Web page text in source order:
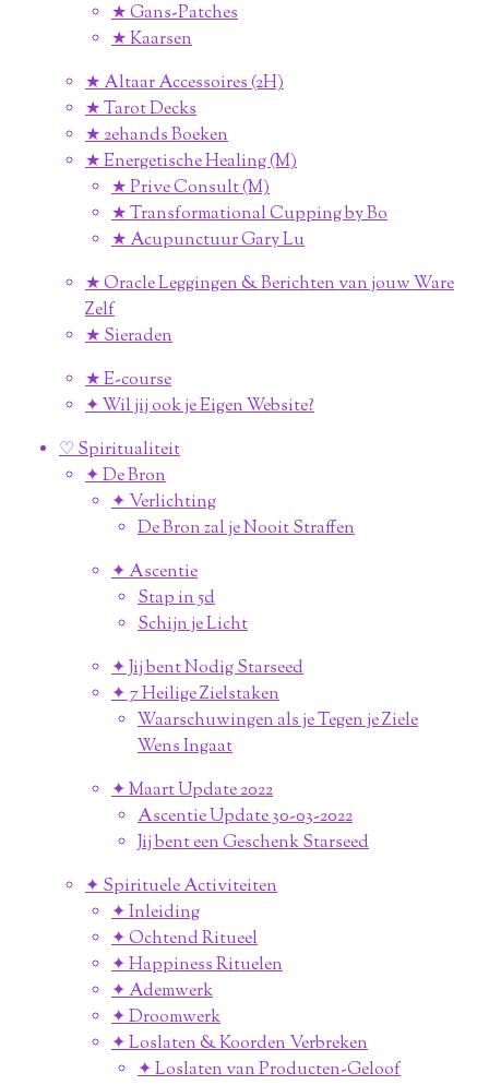
★ Gans-Patches
★ Kaarsen
★ Altaar Accessoires (2H)
★ Tarot Decks
★ 2ehands Boeken
★ Energetische Healing (M)
★ Prive Consult (M)
★ Transformational Cupping by Bo
★ Acupunctuur Gary Lu
★ Oracle Leggingen & Berichten van jouw Ware
Zelf
★ Sieraden
★ E-course
✦ Wil jij ook je Eigen Website?
♡ Spiritualiteit
✦ De Bron
✦ Verlichting
De Bron zal je Nooit Straffen
✦ Ascentie
Stap in 5d
Schijn je Licht
✦ Jij bent Nodig Starseed
✦ 7 Heilige Zielstaken
Waarschuwingen als je Tegen je Ziele
Wens Ingaat
✦ Maart Update 2022
Ascentie Update 30-03-2022
Jij bent een Geschenk Starseed
✦ Spirituele Activiteiten
✦ Inleiding
✦ Ochtend Ritueel
✦ Happiness Rituelen
✦ Ademwerk
✦ Droomwerk
✦ Loslaten & Koorden Verbreken
✦ Loslaten van Producten-Geloof